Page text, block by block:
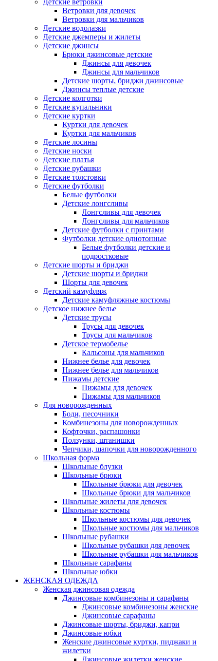
Детские ветровки
Ветровки для девочек
Ветровки для мальчиков
Детские водолазки
Детские джемперы и жилеты
Детские джинсы
Брюки джинсовые детские
Джинсы для девочек
Джинсы для мальчиков
Детские шорты, бриджи джинсовые
Джинсы теплые детские
Детские колготки
Детские купальники
Детские куртки
Куртки для девочек
Куртки для мальчиков
Детские лосины
Детские носки
Детские платья
Детские рубашки
Детские толстовки
Детские футболки
Белые футболки
Детские лонгсливы
Лонгсливы для девочек
Лонгсливы для мальчиков
Детские футболки с принтами
Футболки детские однотонные
Белые футболки детские и
подростковые
Детские шорты и бриджи
Детские шорты и бриджи
Шорты для девочек
Детский камуфляж
Детские камуфляжные костюмы
Детское нижнее белье
Детские трусы
Трусы для девочек
Трусы для мальчиков
Детское термобелье
Кальсоны для мальчиков
Нижнее белье для девочек
Нижнее белье для мальчиков
Пижамы детские
Пижамы для девочек
Пижамы для мальчиков
Для новорожденных
Боди, песочники
Комбинезоны для новорожденных
Кофточки, распашонки
Ползунки, штанишки
Чепчики, шапочки для новорожденного
Школьная форма
Школьные блузки
Школьные брюки
Школьные брюки для девочек
Школьные брюки для мальчиков
Школьные жилеты для девочек
Школьные костюмы
Школьные костюмы для девочек
Школьные костюмы для мальчиков
Школьные рубашки
Школьные рубашки для девочек
Школьные рубашки для мальчиков
Школьные сарафаны
Школьные юбки
ЖЕНСКАЯ ОДЕЖДА
Женская джинсовая одежда
Джинсовые комбинезоны и сарафаны
Джинсовые комбинезоны женские
Джинсовые сарафаны
Джинсовые шорты, бриджи, капри
Джинсовые юбки
Женские джинсовые куртки, пиджаки и
жилетки
Джинсовые жилетки женские